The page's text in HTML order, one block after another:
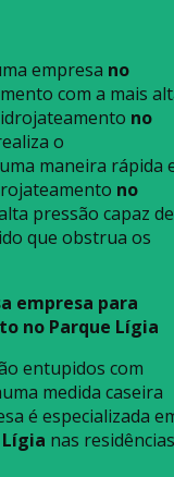
empresa no
com a mais
no
o
maneira rápida
no
pressão capaz de
que obstrua os
empresa para
no Parque Lígia
entupidos com
medida caseira
é especializada
nas residências